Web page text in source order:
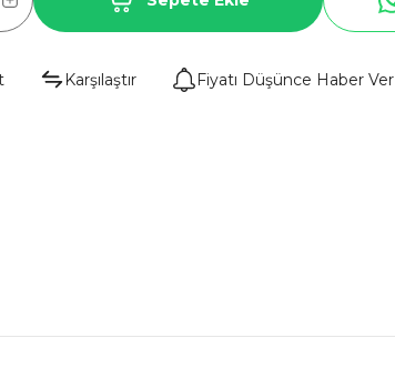
Karşılaştır Fiyatı Düşünce Haber Ver